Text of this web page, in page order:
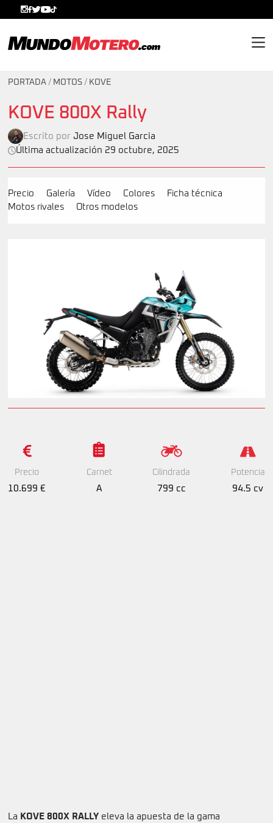
PORTADA / MOTOS / KOVE
KOVE 800X Rally
Escrito por Jose Miguel Garcia
Última actualización 29 octubre, 2025
Precio Galería Vídeo Colores
Ficha técnica
Motos rivales
Otros modelos
Precio
10.699 €
Carnet
A
Cilindrada
799 cc
Potencia
94.5 cv
La KOVE 800X RALLY eleva la apuesta de la gama